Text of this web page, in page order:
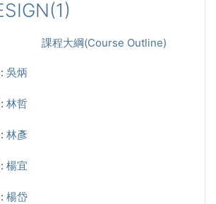
課程大綱(Course Outline)
吳炳
林哲
林彥
楊宜
楊岱